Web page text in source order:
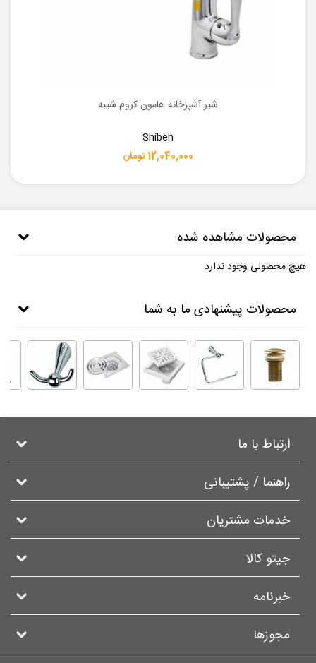
شیر آشپزخانه هامون کروم شیبه
Shibeh
12,040,000 تومان
محصولات مشاهده شده
هیچ محصولی وجود ندارد
محصولات پیشنهادی ما به شما
ارتباط با ما
راهنما / پشتیبانی
خدمات مشتریان
جیتو کالا
خبرنامه
مجوزها